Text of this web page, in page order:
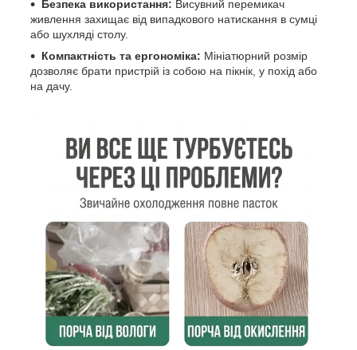
Безпека використання: Висувний перемикач
живлення захищає від випадкового натискання в сумці
або шухляді столу.
Компактність та ергономіка: Мініатюрний розмір
дозволяє брати пристрій із собою на пікнік, у похід або
на дачу.